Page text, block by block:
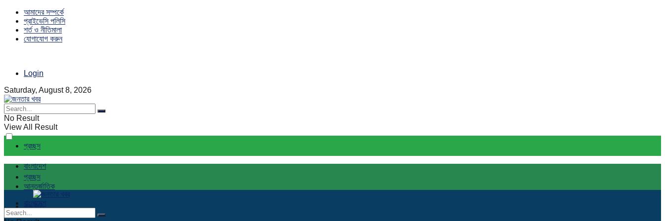
আমাদের সম্পর্কে
প্রাইভেসি পলিসি
শর্ত ও নীতিমালা
যোগাযোগ করুন
Login
Saturday, August 8, 2026
No Result
View All Result
প্রচ্ছদ
বাংলাদেশ
আন্তর্জাতিক
রাজনীতি
প্রচ্ছদ
বাংলাদেশ